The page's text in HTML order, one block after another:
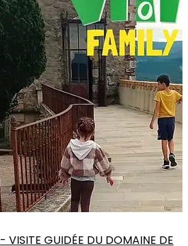
VISITE GUIDÉE DU DOMAINE DE